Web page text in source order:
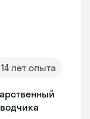
14 лет опыта